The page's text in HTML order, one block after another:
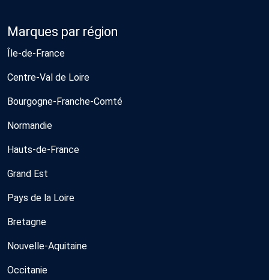
Marques par région
Île-de-France
Centre-Val de Loire
Bourgogne-Franche-Comté
Normandie
Hauts-de-France
Grand Est
Pays de la Loire
Bretagne
Nouvelle-Aquitaine
Occitanie